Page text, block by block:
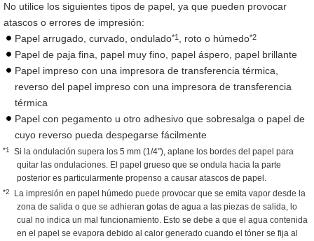
No utilice los siguientes tipos de papel, ya que pueden provocar
atascos o errores de impresión:
Papel arrugado, curvado, ondulado*1 , roto o húmedo*2
Papel de paja fina, papel muy fino, papel áspero, papel brillante
Papel impreso con una impresora de transferencia térmica,
reverso del papel impreso con una impresora de transferencia
térmica
Papel con pegamento u otro adhesivo que sobresalga o papel de
cuyo reverso pueda despegarse fácilmente
*1
Si la ondulación supera los 5 mm (1/4"), aplane los bordes del papel para
quitar las ondulaciones. El papel grueso que se ondula hacia la parte
posterior es particularmente propenso a causar atascos de papel.
*2
La impresión en papel húmedo puede provocar que se emita vapor desde la
zona de salida o que se adhieran gotas de agua a las piezas de salida, lo
cual no indica un mal funcionamiento. Esto se debe a que el agua contenida
en el papel se evapora debido al calor generado cuando el tóner se fija al